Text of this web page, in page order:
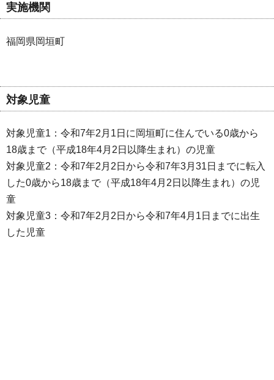
実施機関
福岡県岡垣町
対象児童
対象児童1：令和7年2月1日に岡垣町に住んでいる0歳から
18歳まで（平成18年4月2日以降生まれ）の児童
対象児童2：令和7年2月2日から令和7年3月31日までに転入
した0歳から18歳まで（平成18年4月2日以降生まれ）の児
童
対象児童3：令和7年2月2日から令和7年4月1日までに出生
した児童